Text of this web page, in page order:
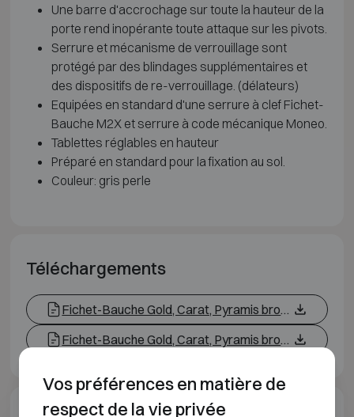
Une barre d'accrochage sur toute la hauteur de la
porte rend inopérante toute attaque sur les pivots.
Serrure et mécanisme de verrouillage sont
protégé par des blindages supplémentaires et
des dispositifs de re-verrouillage. (délateurs)
Equipées en standard d'une serrure à clef Fichet-
Bauche M2X et serrure à code mécanique Moneo.
Tablettes réglables en hauteur
Préparé en standard pour la fixation au sol.
Couleur: gris perle
Téléchargements
Fichet-Bauche Gold, Carat, Pyramis brochure FR
Fichet-Bauche Gold, Carat, Pyramis brochure EN
Vos préférences en matière de
respect de la vie privée